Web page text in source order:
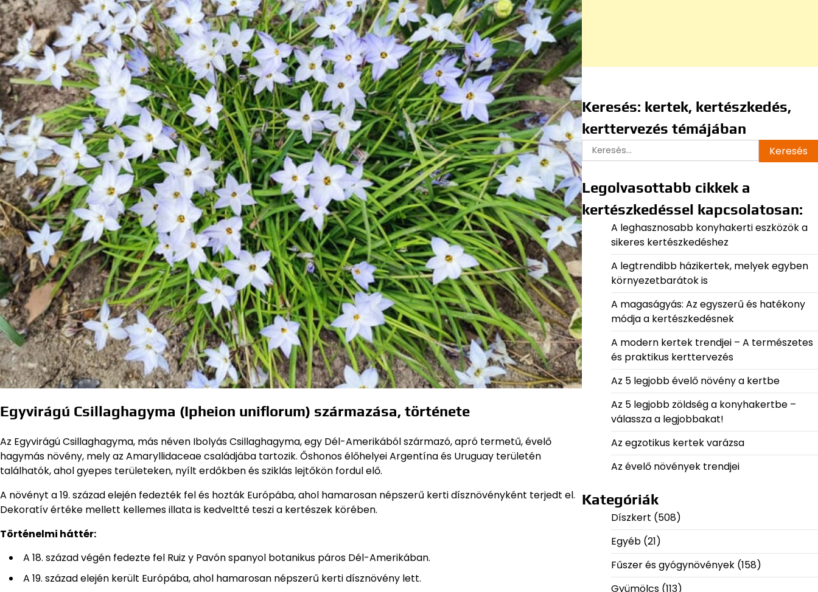
Egyvirágú Csillaghagyma (Ipheion uniflorum) származása, története
Az Egyvirágú Csillaghagyma, más néven Ibolyás Csillaghagyma, egy Dél-Amerikából származó, apró termetű, évelő
hagymás növény, mely az Amaryllidaceae családjába tartozik. Őshonos élőhelyei Argentína és Uruguay területén
találhatók, ahol gyepes területeken, nyílt erdőkben és sziklás lejtőkön fordul elő.
A növényt a 19. század elején fedezték fel és hozták Európába, ahol hamarosan népszerű kerti dísznövényként terjedt el.
Dekoratív értéke mellett kellemes illata is kedveltté teszi a kertészek körében.
Történelmi háttér:
A 18. század végén fedezte fel Ruiz y Pavón spanyol botanikus páros Dél-Amerikában.
A 19. század elején került Európába, ahol hamarosan népszerű kerti dísznövény lett.
Keresés: kertek, kertészkedés,
kerttervezés témájában
Keresés:
Legolvasottabb cikkek a
kertészkedéssel kapcsolatosan:
A leghasznosabb konyhakerti eszközök a
sikeres kertészkedéshez
A legtrendibb házikertek, melyek egyben
környezetbarátok is
A magaságyás: Az egyszerű és hatékony
módja a kertészkedésnek
A modern kertek trendjei – A természetes
és praktikus kerttervezés
Az 5 legjobb évelő növény a kertbe
Az 5 legjobb zöldség a konyhakertbe –
válassza a legjobbakat!
Az egzotikus kertek varázsa
Az évelő növények trendjei
Kategóriák
Díszkert (508)
Egyéb(21)
Fűszer és gyógynövények(158)
Gyümölcs(113)